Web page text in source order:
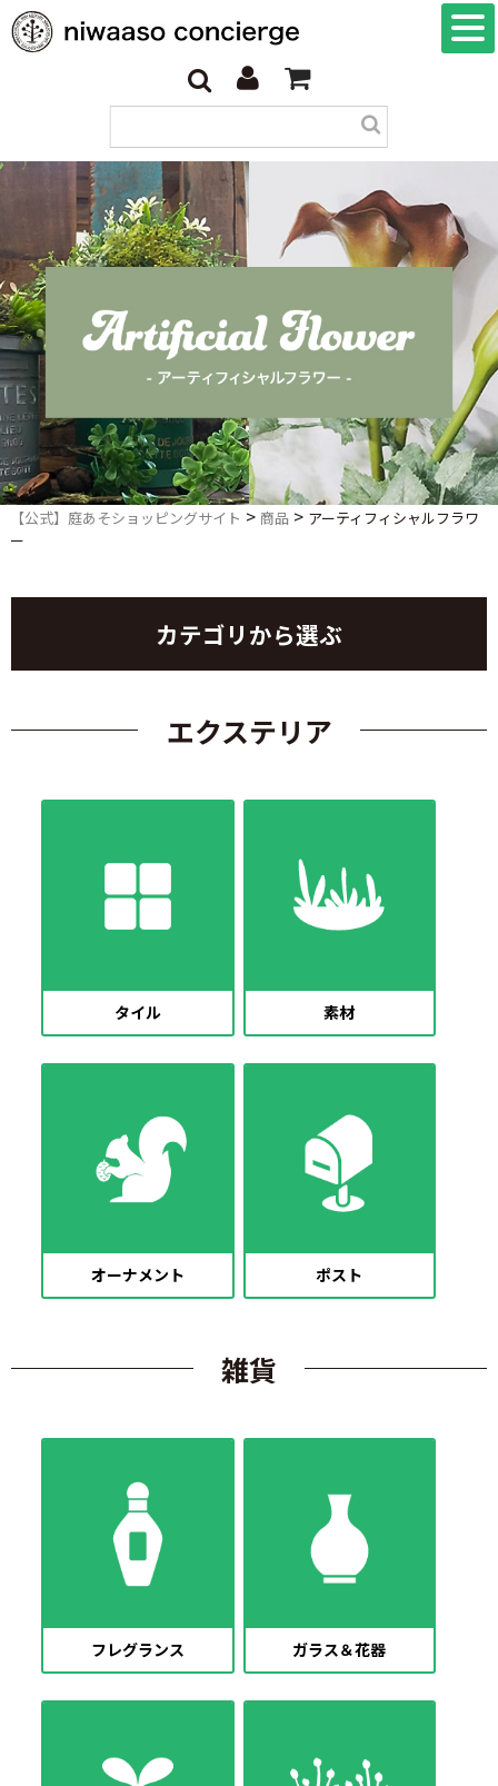
【公式】庭あそショッピングサイト > 商品> アーティフィシャルフラワ
ー
カテゴリから選ぶ
エクステリア
タイル 素材
オーナメント ポスト
雑貨
フレグランス ガラス＆花器